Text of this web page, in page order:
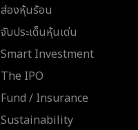
ส่องหุ้นร้อน
จับประเด็นหุ้นเด่น
Smart Investment
The IPO
Fund / Insurance
Sustainability